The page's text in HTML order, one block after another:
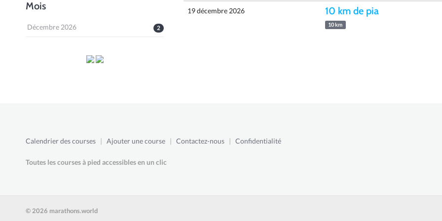
Mois
2
Décembre 2026
19 décembre 2026 10 km de pia
10 km
Calendrier des courses | Ajouter une course | Contactez-nous | Confidentialité
Toutes les courses à pied accessibles en un clic
© 2026 marathons.world